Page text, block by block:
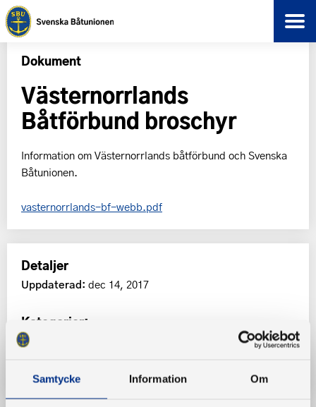
Samtycke Information Om
Dokument
Västernorrlands
Båtförbund broschyr
Information om Västernorrlands båtförbund och Svenska
Båtunionen.
vasternorrlands-bf-webb.pdf
Detaljer
Uppdaterad: dec 14, 2017
Kategorier: